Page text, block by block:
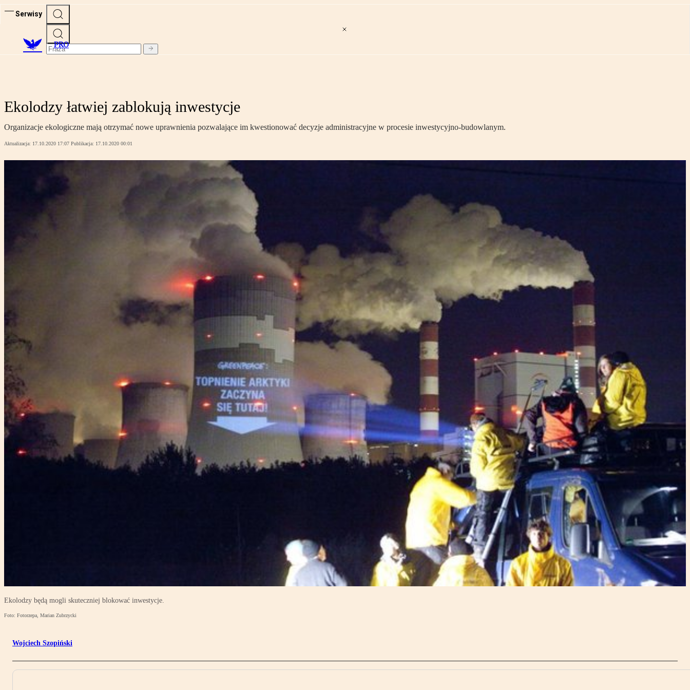
Serwisy
PRO
Ekolodzy łatwiej zablokują inwestycje
Organizacje ekologiczne mają otrzymać nowe uprawnienia pozwalające im kwestionować decyzje administracyjne w procesie inwestycyjno-budowlanym.
Aktualizacja: 17.10.2020 17:07 Publikacja: 17.10.2020 00:01
Ekolodzy będą mogli skuteczniej blokować inwestycje.
Foto: Fotorzepa, Marian Zubrzycki
Wojciech Szopiński